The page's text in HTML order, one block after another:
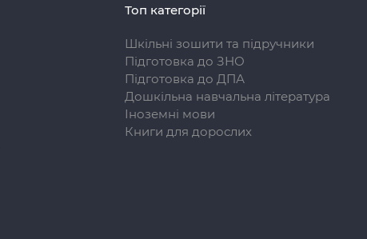
Топ категорії
Шкільні зошити та підручники
Підготовка до ЗНО
Підготовка до ДПА
Дошкільна навчальна література
Іноземні мови
Книги для дорослих